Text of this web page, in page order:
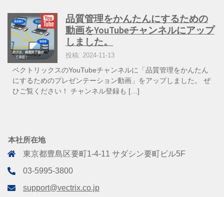
品質管理をかんたんにするための
動画をYouTubeチャンネルにアップ
しました。
投稿: 2024-11-13
ベクトリックスのYouTubeチャンネルに「品質管理をかんたん
にするためのプレゼンテーション動画」をアップしました。 ぜ
ひご覧ください！ チャンネル登録も […]
本社所在地
東京都豊島区要町1-4-11 サダシン要町ビル5F
03-5995-3800
support@vectrix.co.jp